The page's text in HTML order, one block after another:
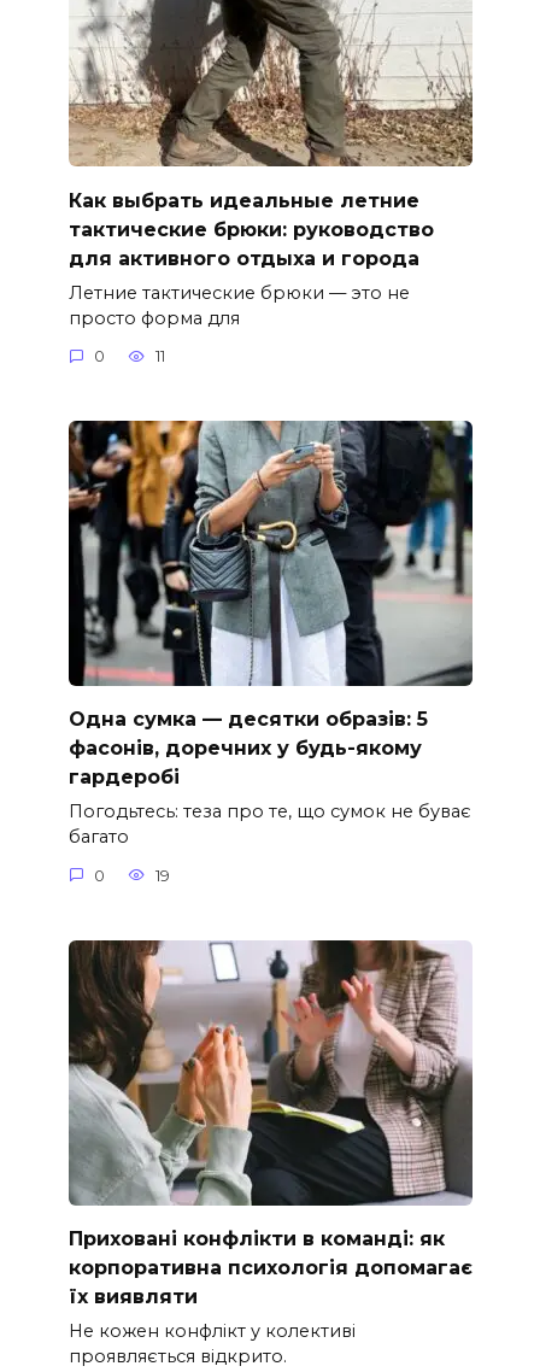
Как выбрать идеальные летние
тактические брюки: руководство
для активного отдыха и города
Летние тактические брюки — это не
просто форма для
0 11
Одна сумка — десятки образів: 5
фасонів, доречних у будь-якому
гардеробі
Погодьтесь: теза про те, що сумок не буває
багато
0 19
Приховані конфлікти в команді: як
корпоративна психологія допомагає
їх виявляти
Не кожен конфлікт у колективі
проявляється відкрито.